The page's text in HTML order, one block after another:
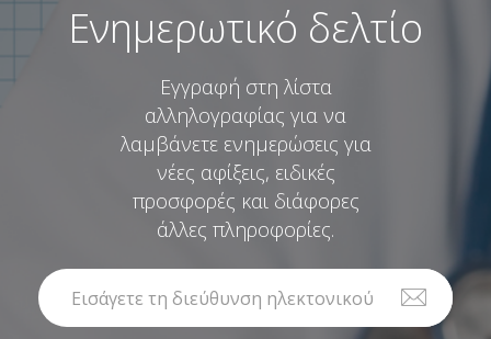
Ενημερωτικό δελτίο
Εγγραφή στη λίστα
αλληλογραφίας για να
λαμβάνετε ενημερώσεις για
νέες αφίξεις, ειδικές
προσφορές και διάφορες
άλλες πληροφορίες.